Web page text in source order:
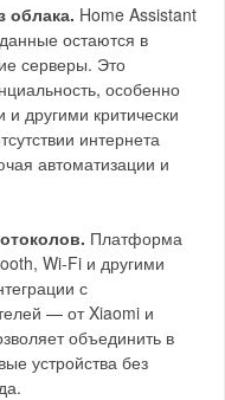
облака. Home Assistant
остаются в
серверы. Это
особенно
другими критически
интернета
автоматизации и
Платформа
Wi-Fi и другими
с
— от Xiaomi и
объединить в
устройства без